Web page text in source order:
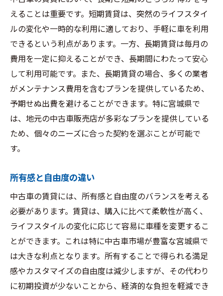
えることは重要です。短期賃貸は、突然のライフスタイ
ルの変化や一時的な利用に適しており、手軽に車を利用
できるという利点があります。一方、長期賃貸は毎月の
費用を一定に抑えることができ、長期間にわたって安心
して利用可能です。また、長期賃貸の場合、多くの業者
がメンテナンス費用を含むプランを提供しているため、
予期せぬ出費を避けることができます。特に宮城県で
は、地元の中古車販売店が多彩なプランを提供している
ため、個々のニーズに合った契約を選ぶことが可能で
す。
所有感と自由度の違い
中古車の賃貸には、所有感と自由度のバランスを考える
必要があります。賃貸は、購入に比べて柔軟性が高く、
ライフスタイルの変化に応じて容易に車種を変更するこ
とができます。これは特に中古車市場が豊富な宮城県で
は大きな利点となります。所有することで得られる満足
感やカスタマイズの自由度は減少しますが、その代わり
に初期投資が少ないことから、経済的な負担を軽減でき